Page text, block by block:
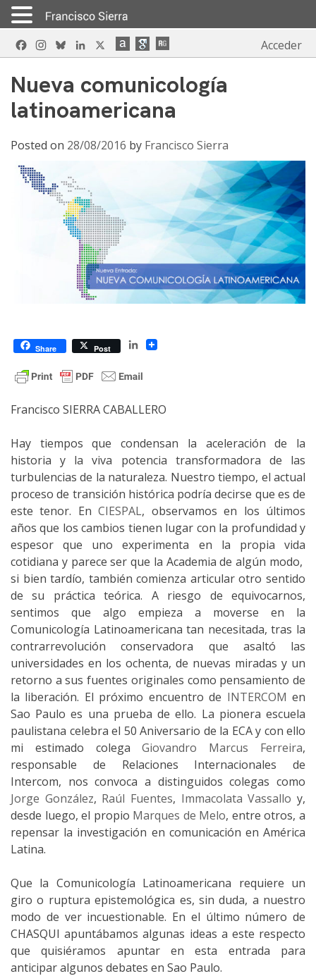
Skip
to
FacebookInstagram
BlueskyLinkedIn Acceder
Nueva comunicología
latinoamericana
Posted on 28/08/2016 by Francisco Sierra
Share Post LinkedIn
Francisco SIERRA CABALLERO
Hay tiempos que condensan la aceleración de la
historia y la viva potencia transformadora de las
turbulencias de la naturaleza. Nuestro tiempo, el actual
proceso de transición histórica podría decirse que es de
este tenor. EnCIESPAL, observamos en los últimos
años que los cambios tienen lugar con la profundidad y
espesor que uno experimenta en la propia vida
cotidiana y parece ser que la Academia de algún modo,
si bien tardío, también comienza articular otro sentido
de su práctica teórica. A riesgo de equivocarnos,
sentimos que algo empieza a moverse en la
Comunicología Latinoamericana tan necesitada, tras la
contrarrevolución conservadora que asaltó las
universidades en los ochenta, de nuevas miradas y un
retorno a sus fuentes originales como pensamiento de
la liberación. El próximo encuentro de INTERCOM en
Sao Paulo es una prueba de ello. La pionera escuela
paulistana celebra el 50 Aniversario de la ECA y con ello
mi estimado colegaGiovandro Marcus Ferreira,
responsable de Relaciones Internacionales de
Intercom, nos convoca a distinguidos colegas como
Jorge González, Raúl Fuentes, Immacolata Vassallo y,
desde luego, el propio Marques de Melo, entre otros, a
repensar la investigación en comunicación en América
Latina.
Que la Comunicología Latinoamericana requiere un
giro o ruptura epistemológica es, sin duda, a nuestro
modo de ver incuestionable. En el último número de
CHASQUI apuntábamos algunas ideas a este respecto
que quisiéramos apuntar en esta entrada para
anticipar algunos debates en Sao Paulo.